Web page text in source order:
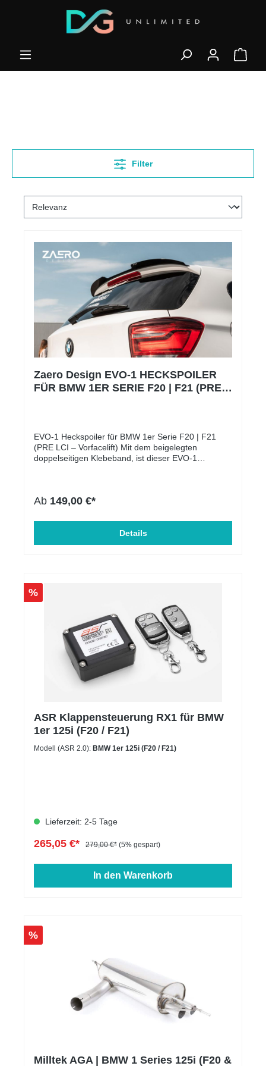
Filter
Zaero Design EVO-1 HECKSPOILER
FÜR BMW 1ER SERIE F20 | F21 (PRE
EVO-1 Heckspoiler für BMW 1er Serie F20 | F21
(PRE LCI – Vorfacelift) Mit dem beigelegten
doppelseitigen Klebeband, ist dieser EVO-1
BMW 1er Modelle der Baureihe F20 | F21 – auch
125 BMW M135i Die Heckspoilerlippe verleiht
euren F20 | F21 einen dezenten und sportlichen
Touch! Was macht diesen Heckspoilerlippe so
angebracht werden um legal mit unserer Hecklippe
unterwegs zu sein. Ihr erhaltet außerdem eine
Einbauanleitung um euch den Einbau so einfach wie
möglich zu gestalten. Gutachten? JA! Es besteht
eine allgemeine Betriebserlaubnis (ABE), welche im
Lieferumfang enthalten ist. Es handelt sich um kein
original BMW Teil. Unsere Firma steht in keinerlei
wirtschaftlicher Verbindung mit der Bayerischen
Motoren Werke AG (BMW AG) oder der BMW M
Ab 149,00 €*
Details
%
ASR Klappensteuerung RX1 für BMW
1er 125i (F20 / F21)
Modell (ASR 2.0): BMW 1er 125i (F20 / F21)
Lieferzeit: 2-5 Tage
265,05 €* 279,00 €* (5% gespart)
In den Warenkorb
%
Milltek AGA | BMW 1 Series 125i (F20 &